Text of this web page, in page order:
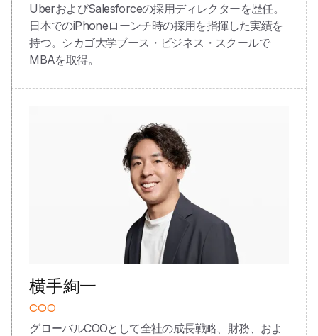
UberおよびSalesforceの採用ディレクターを歴任。
日本でのiPhoneローンチ時の採用を指揮した実績を
持つ。シカゴ大学ブース・ビジネス・スクールで
MBAを取得。
横手絢一
COO
グローバルCOOとして全社の成長戦略、財務、およ